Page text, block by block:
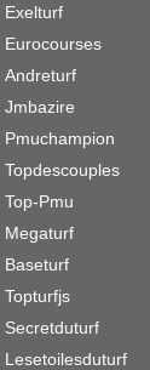
Exelturf
Eurocourses
Andreturf
Jmbazire
Pmuchampion
Topdescouples
Top-Pmu
Megaturf
Baseturf
Topturfjs
Secretduturf
Lesetoilesduturf